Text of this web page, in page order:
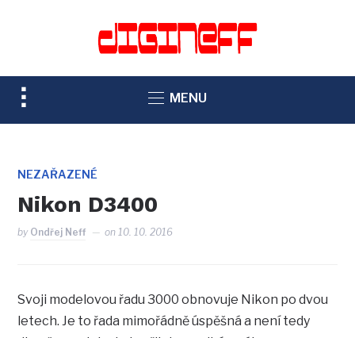
TOGGLE
SIDEBAR
NAVIGATION
MENU
NEZAŘAZENÉ
Nikon D3400
by Ondřej Neff on10. 10. 2016
Svoji modelovou řadu 3000 obnovuje Nikon po dvou
letech. Je to řada mimořádně úspěšná a není tedy